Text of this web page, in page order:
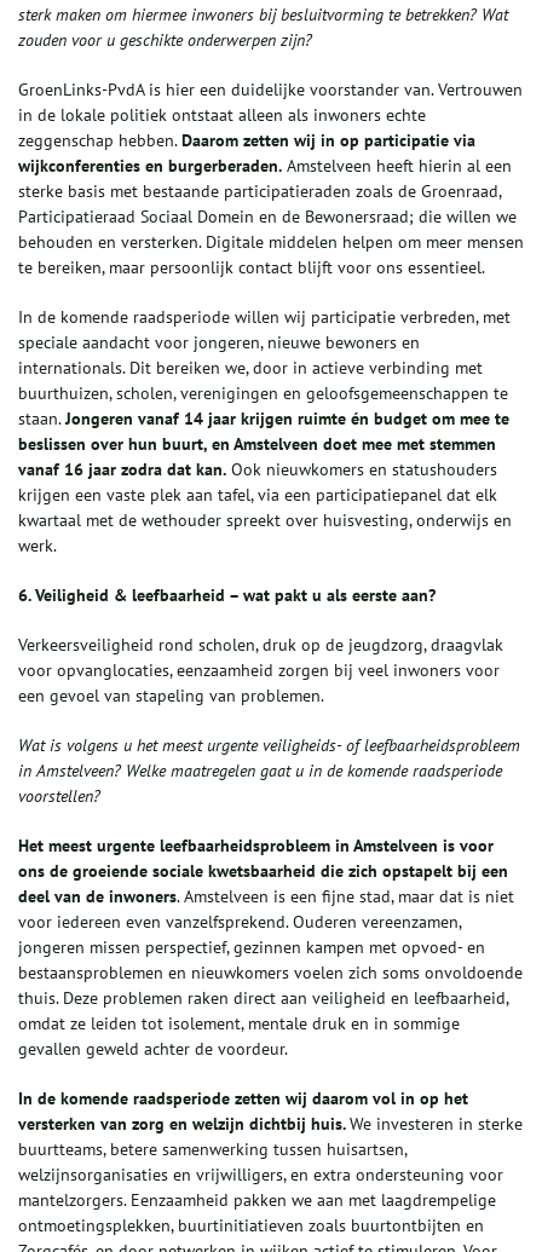
sterk maken om hiermee inwoners bij besluitvorming te betrekken? Wat
zouden voor u geschikte onderwerpen zijn?
GroenLinks-PvdA is hier een duidelijke voorstander van. Vertrouwen
in de lokale politiek ontstaat alleen als inwoners echte
zeggenschap hebben.Daarom zetten wij in op participatie via
wijkconferenties en burgerberaden. Amstelveen heeft hierin al een
sterke basis met bestaande participatieraden zoals de Groenraad,
Participatieraad Sociaal Domein en de Bewonersraad; die willen we
behouden en versterken. Digitale middelen helpen om meer mensen
te bereiken, maar persoonlijk contact blijft voor ons essentieel.
In de komende raadsperiode willen wij participatie verbreden, met
speciale aandacht voor jongeren, nieuwe bewoners en
internationals. Dit bereiken we, door in actieve verbinding met
buurthuizen, scholen, verenigingen en geloofsgemeenschappen te
staan.Jongeren vanaf 14 jaar krijgen ruimte én budget om mee te
beslissen over hun buurt, en Amstelveen doet mee met stemmen
vanaf 16 jaar zodra dat kan. Ook nieuwkomers en statushouders
krijgen een vaste plek aan tafel, via een participatiepanel dat elk
kwartaal met de wethouder spreekt over huisvesting, onderwijs en
werk.
6. Veiligheid & leefbaarheid – wat pakt u als eerste aan?
Verkeersveiligheid rond scholen, druk op de jeugdzorg, draagvlak
voor opvanglocaties, eenzaamheid zorgen bij veel inwoners voor
een gevoel van stapeling van problemen.
Wat is volgens u het meest urgente veiligheids- of leefbaarheidsprobleem
in Amstelveen? Welke maatregelen gaat u in de komende raadsperiode
voorstellen?
Het meest urgente leefbaarheidsprobleem in Amstelveen is voor
ons de groeiende sociale kwetsbaarheid die zich opstapelt bij een
deel van de inwoners. Amstelveen is een fijne stad, maar dat is niet
voor iedereen even vanzelfsprekend. Ouderen vereenzamen,
jongeren missen perspectief, gezinnen kampen met opvoed- en
bestaansproblemen en nieuwkomers voelen zich soms onvoldoende
thuis. Deze problemen raken direct aan veiligheid en leefbaarheid,
omdat ze leiden tot isolement, mentale druk en in sommige
gevallen geweld achter de voordeur.
In de komende raadsperiode zetten wij daarom vol in op het
versterken van zorg en welzijn dichtbij huis.We investeren in sterke
buurtteams, betere samenwerking tussen huisartsen,
welzijnsorganisaties en vrijwilligers, en extra ondersteuning voor
mantelzorgers. Eenzaamheid pakken we aan met laagdrempelige
ontmoetingsplekken, buurtinitiatieven zoals buurtontbijten en